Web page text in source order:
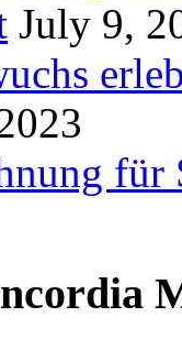
July 9,
für